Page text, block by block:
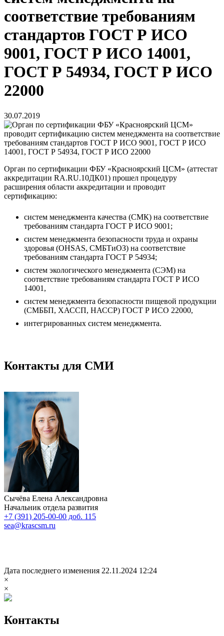
соответствие требованиям
стандартов ГОСТ Р ИСО
9001, ГОСТ Р ИСО 14001,
ГОСТ Р 54934, ГОСТ Р ИСО
22000
30.07.2019
Орган по сертификации ФБУ «Красноярский ЦСМ» (аттестат
аккредитации RA.RU.10ДК01) прошел процедуру
расширения области аккредитации и проводит
сертификацию:
систем менеджмента качества (СМК) на соответствие
требованиям стандарта ГОСТ Р ИСО 9001;
систем менеджмента безопасности труда и охраны
здоровья (ОHSAS, СМБТиОЗ) на соответствие
требованиям стандарта ГОСТ Р 54934;
систем экологического менеджмента (СЭМ) на
соответствие требованиям стандарта ГОСТ Р ИСО
14001,
систем менеджмента безопасности пищевой продукции
(СМББП, ХАССП, НАССР) ГОСТ Р ИСО 22000,
интегрированных систем менеджмента.
Контакты для СМИ
Сычёва Елена Александровна
Начальник отдела развития
+7 (391) 205-00-00 доб. 115
sea@krascsm.ru
Дата последнего изменения 22.11.2024 12:24
×
×
Контакты